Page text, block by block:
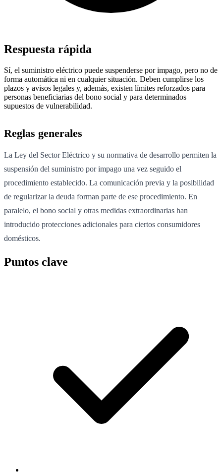
Respuesta rápida
Sí, el suministro eléctrico puede suspenderse por impago, pero no de
forma automática ni en cualquier situación. Deben cumplirse los
plazos y avisos legales y, además, existen límites reforzados para
personas beneficiarias del bono social y para determinados
supuestos de vulnerabilidad.
Reglas generales
La Ley del Sector Eléctrico y su normativa de desarrollo permiten la
suspensión del suministro por impago una vez seguido el
procedimiento establecido. La comunicación previa y la posibilidad
de regularizar la deuda forman parte de ese procedimiento. En
paralelo, el bono social y otras medidas extraordinarias han
introducido protecciones adicionales para ciertos consumidores
domésticos.
Puntos clave